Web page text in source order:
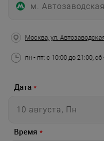
Москва, ул.
пн - пт: с 10:00 до 21:00,
Дата *
Время *